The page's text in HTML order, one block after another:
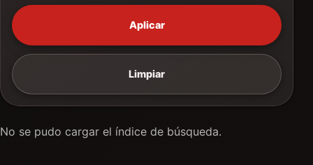
Aplicar
Limpiar
No se pudo cargar el índice de búsqueda.